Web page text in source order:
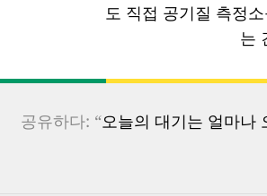
도 직접 공기질 측정
는
공유하다: “오늘의 대기는 얼마나